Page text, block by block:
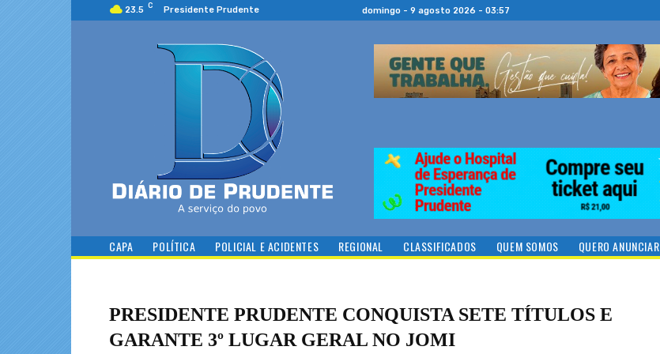
23.5 C Presidente Prudente domingo - 9 agosto 2026 - 03:57
CAPA POLÍTICA POLICIAL E ACIDENTES REGIONAL CLASSIFICADOS QUEM SOMOS QUERO ANUNCIAR
PRESIDENTE PRUDENTE CONQUISTA SETE TÍTULOS E
GARANTE 3º LUGAR GERAL NO JOMI